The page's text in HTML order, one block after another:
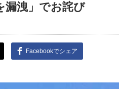
漏洩」でお詫び
Facebookでシェア